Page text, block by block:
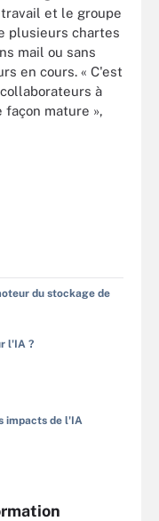
et le groupe
plusieurs chartes
mail ou sans
en cours. « C'est
à
mature »,
du stockage de
l'IA ?
impacts de l'IA